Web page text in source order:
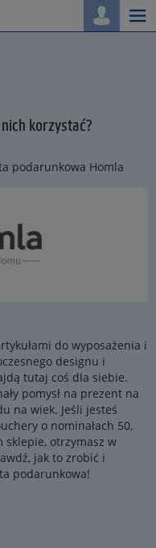
korzystać?
podarunkowa Homla
do wyposażenia i
designu i
tutaj coś dla siebie.
pomysł na prezent na
na wiek. Jeśli jesteś
o nominałach 50,
sklepie, otrzymasz w
jak to zrobić i
podarunkowa!